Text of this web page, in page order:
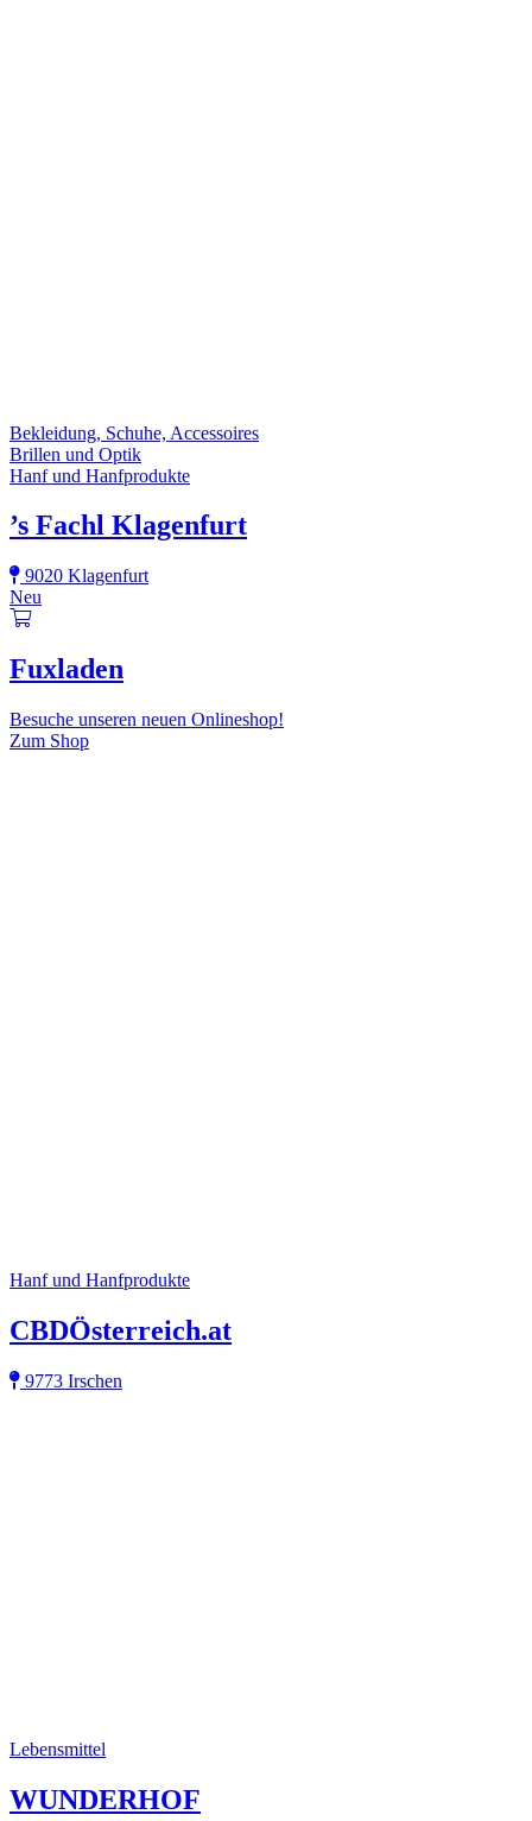
Bekleidung, Schuhe, Accessoires
Brillen und Optik
Hanf und Hanfprodukte
’s Fachl Klagenfurt
9020 Klagenfurt
Neu
Fuxladen
Besuche unseren neuen Onlineshop!
Zum Shop
Hanf und Hanfprodukte
CBDÖsterreich.at
9773 Irschen
Lebensmittel
WUNDERHOF